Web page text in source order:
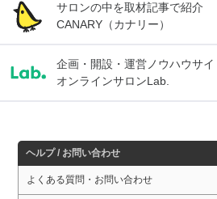
サロンの中を取材記事で紹介
CANARY（カナリー）
企画・開設・運営ノウハウサイ
オンラインサロンLab.
ヘルプ / お問い合わせ
よくある質問・お問い合わせ